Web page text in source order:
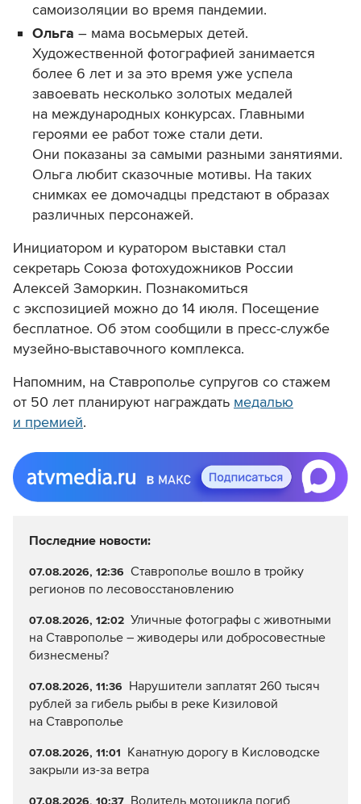
самоизоляции во время пандемии.
Ольга – мама восьмерых детей.
Художественной фотографией занимается
более 6 лет и за это время уже успела
завоевать несколько золотых медалей
на международных конкурсах. Главными
героями ее работ тоже стали дети.
Они показаны за самыми разными занятиями.
Ольга любит сказочные мотивы. На таких
снимках ее домочадцы предстают в образах
различных персонажей.
Инициатором и куратором выставки стал
секретарь Союза фотохудожников России
Алексей Заморкин. Познакомиться
с экспозицией можно до 14 июля. Посещение
бесплатное. Об этом сообщили в пресс-службе
музейно-выставочного комплекса.
Напомним, на Ставрополье супругов со стажем
от 50 лет планируют награждать медалью
и премией.
Последние новости:
07.08.2026, 12:36 Ставрополье вошло в тройку
регионов по лесовосстановлению
07.08.2026, 12:02 Уличные фотографы с животными
на Ставрополье – живодеры или добросовестные
бизнесмены?
07.08.2026, 11:36 Нарушители заплатят 260 тысяч
рублей за гибель рыбы в реке Кизиловой
на Ставрополье
07.08.2026, 11:01 Канатную дорогу в Кисловодске
закрыли из-за ветра